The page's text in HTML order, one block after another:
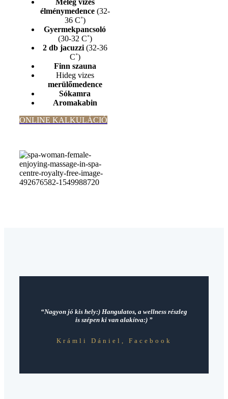
élménymedence (32-
36 C˚)
Gyermekpancsoló
(30-32 C˚)
2 db jacuzzi (32-36
C˚)
Finn szauna
Hideg vizes
merülőmedence
Sókamra
Aromakabin
ONLINE KALKULÁCIÓ
“Nagyon jó kis hely:) Hangulatos, a wellness részleg
is szépen ki van alakítva:) ”
Krámli Dániel, Facebook